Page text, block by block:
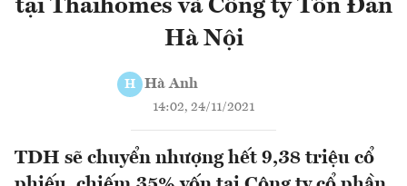
tại Thaihomes và Công ty Tôn Đản
Hà Nội
H Hà Anh
14:02, 24/11/2021
TDH sẽ chuyển nhượng hết 9,38 triệu cổ